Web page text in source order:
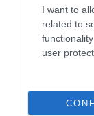
I want to
related to
user
στη FIFA
Αντιμετωπίζει